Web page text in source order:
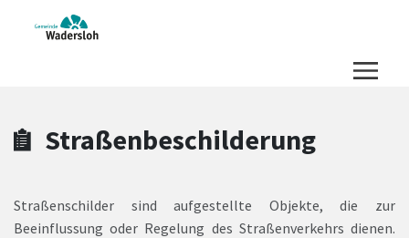
Zum Header
Zum Hauptinhalt
Zum Footer
Zum Hauptinhalt springen
Straßenbeschilderung
Straßenschilder sind aufgestellte Objekte, die zur
Beeinflussung oder Regelung des Straßenverkehrs dienen.